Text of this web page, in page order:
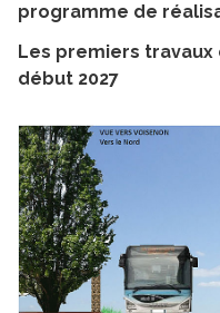
programme de
Les premiers travaux
début 2027